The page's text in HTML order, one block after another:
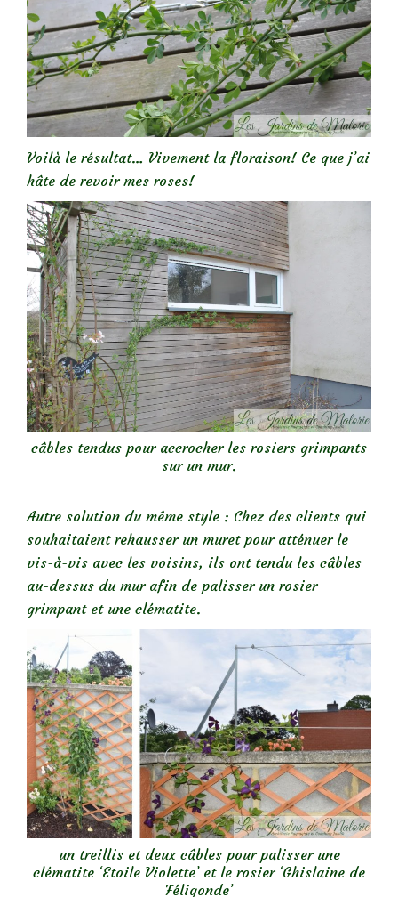
Voilà le résultat… Vivement la floraison! Ce que j’ai
hâte de revoir mes roses!
câbles tendus pour accrocher les rosiers grimpants
sur un mur.
Autre solution du même style : Chez des clients qui
souhaitaient rehausser un muret pour atténuer le
vis-à-vis avec les voisins, ils ont tendu les câbles
au-dessus du mur afin de palisser un rosier
grimpant et une clématite.
un treillis et deux câbles pour palisser une
clématite ‘Etoile Violette’ et le rosier ‘Ghislaine de
Féligonde’